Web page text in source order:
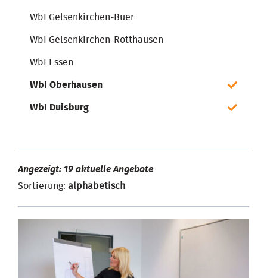
WbI Gelsenkirchen-Buer
WbI Gelsenkirchen-Rotthausen
WbI Essen
WbI Oberhausen
WbI Duisburg
Angezeigt: 19 aktuelle Angebote
Sortierung: alphabetisch